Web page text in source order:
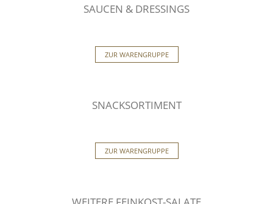
SAUCEN & DRESSINGS
ZUR WARENGRUPPE
SNACKSORTIMENT
ZUR WARENGRUPPE